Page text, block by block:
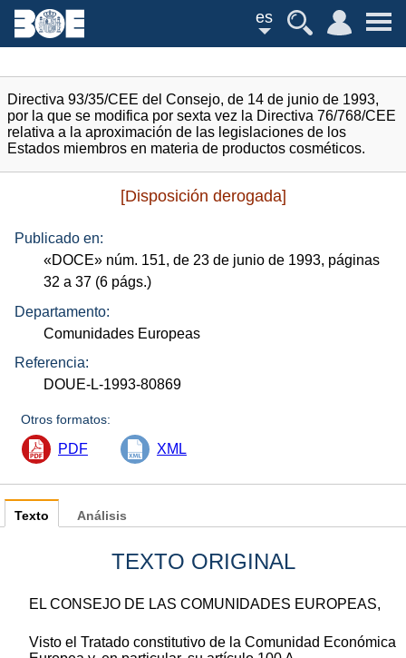
es
Directiva 93/35/CEE del Consejo, de 14 de junio de 1993,
por la que se modifica por sexta vez la Directiva 76/768/CEE
relativa a la aproximación de las legislaciones de los
Estados miembros en materia de productos cosméticos.
[Disposición derogada]
Publicado en:
«DOCE» núm. 151, de 23 de junio de 1993, páginas
32 a 37 (6 págs.)
Departamento:
Comunidades Europeas
Referencia:
DOUE-L-1993-80869
Otros formatos:
PDF XML
Texto
TEXTO ORIGINAL
EL CONSEJO DE LAS COMUNIDADES EUROPEAS,
Visto el Tratado constitutivo de la Comunidad Económica
Análisis